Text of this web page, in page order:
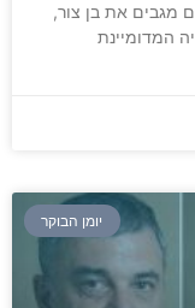
מגבים את בן צור,
המדומיינת
יומן הבוקר